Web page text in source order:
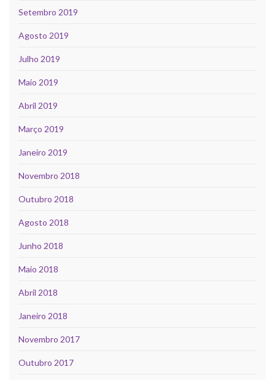
Setembro 2019
Agosto 2019
Julho 2019
Maio 2019
Abril 2019
Março 2019
Janeiro 2019
Novembro 2018
Outubro 2018
Agosto 2018
Junho 2018
Maio 2018
Abril 2018
Janeiro 2018
Novembro 2017
Outubro 2017